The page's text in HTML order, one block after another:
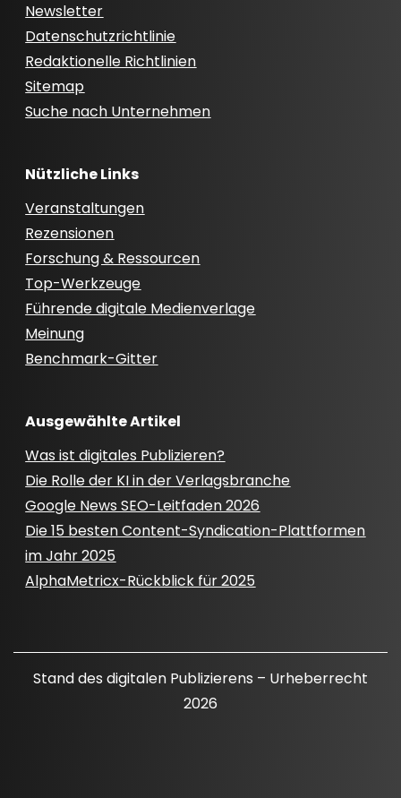
Newsletter
Datenschutzrichtlinie
Redaktionelle Richtlinien
Sitemap
Suche nach Unternehmen
Nützliche Links
Veranstaltungen
Rezensionen
Forschung & Ressourcen
Top-Werkzeuge
Führende digitale Medienverlage
Meinung
Benchmark-Gitter
Ausgewählte Artikel
Was ist digitales Publizieren?
Die Rolle der KI in der Verlagsbranche
Google News SEO-Leitfaden 2026
Die 15 besten Content-Syndication-Plattformen
im Jahr 2025
AlphaMetricx-Rückblick für 2025
Stand des digitalen Publizierens – Urheberrecht
2026